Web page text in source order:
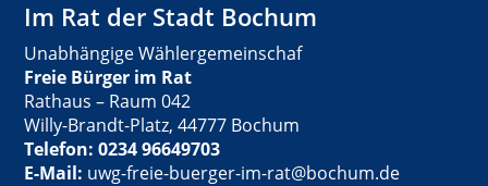
Im Rat der Stadt Bochum
Unabhängige Wählergemeinschaf
Freie Bürger im Rat
Rathaus – Raum 042
Willy-Brandt-Platz, 44777 Bochum
Telefon: 0234 96649703
E-Mail: uwg-freie-buerger-im-rat@bochum.de